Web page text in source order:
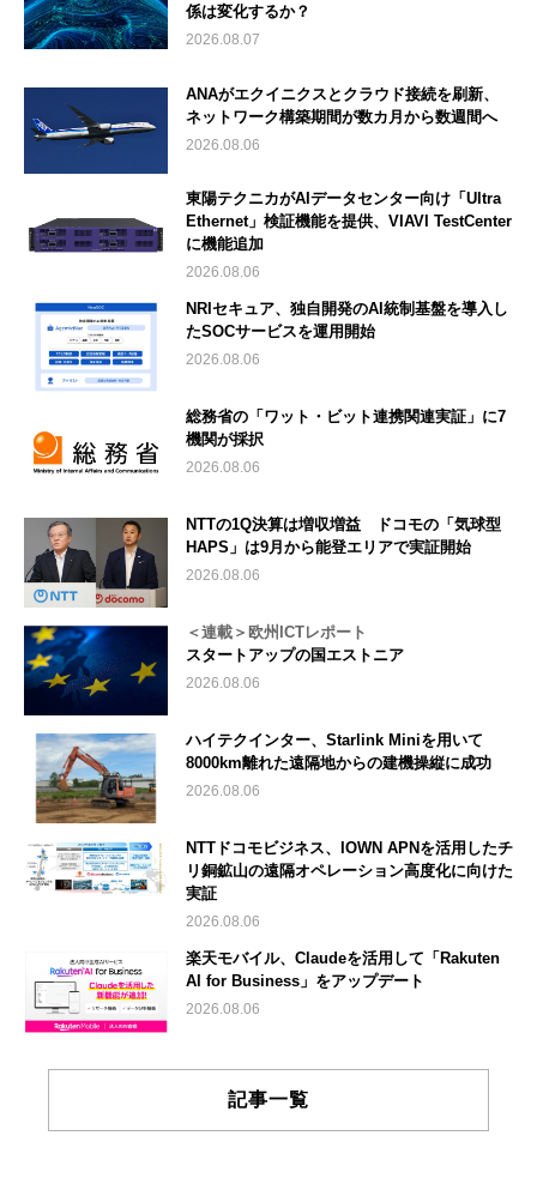
係は変化するか？
2026.08.07
ANAがエクイニクスとクラウド接続を刷新、
ネットワーク構築期間が数カ月から数週間へ
2026.08.06
東陽テクニカがAIデータセンター向け「Ultra
Ethernet」検証機能を提供、VIAVI TestCenter
に機能追加
2026.08.06
NRIセキュア、独自開発のAI統制基盤を導入し
たSOCサービスを運用開始
2026.08.06
総務省の「ワット・ビット連携関連実証」に7
機関が採択
2026.08.06
NTTの1Q決算は増収増益 ドコモの「気球型
HAPS」は9月から能登エリアで実証開始
2026.08.06
＜連載＞欧州ICTレポート
スタートアップの国エストニア
2026.08.06
ハイテクインター、Starlink Miniを用いて
8000km離れた遠隔地からの建機操縦に成功
2026.08.06
NTTドコモビジネス、IOWN APNを活用したチ
リ銅鉱山の遠隔オペレーション高度化に向けた
実証
2026.08.06
楽天モバイル、Claudeを活用して「Rakuten
AI for Business」をアップデート
2026.08.06
記事一覧